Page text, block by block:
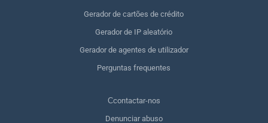
Gerador de cartões de crédito
Gerador de IP aleatório
Gerador de agentes de utilizador
Perguntas frequentes
Сcontactar-nos
Denunciar abuso